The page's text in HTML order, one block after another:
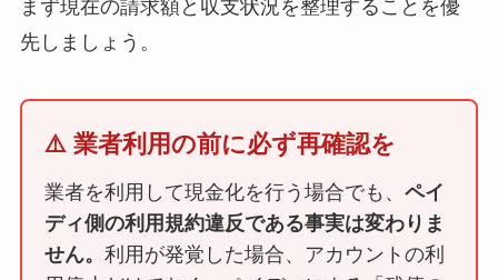
まず現在の請求額と収支状況を整理することを優
先しましょう。
⚠️ 業者利用の前に必ず再確認を
業者を利用して現金化を行う場合でも、 ペイ
ディ側の利用規約違反である事実は変わりま
せん。 利用が発覚した場合、アカウントの利